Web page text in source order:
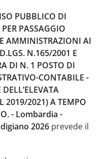
PUBBLICO DI
PASSAGGIO
AMMINISTRAZIONI AI
N.165/2001 E
DI N. 1 POSTO DI
CONTABILE -
2019/2021) A TEMPO
- Lombardia -
2026 prevede il